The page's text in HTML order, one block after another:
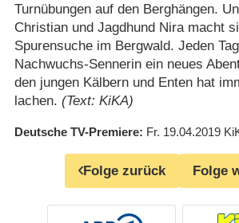
Turnübungen auf den Berghängen.
Christian und Jagdhund Nira macht
Spurensuche im Bergwald. Jeden
Nachwuchs-Sennerin ein neues
den jungen Kälbern und Enten hat
lachen. (Text: KiKA)
Deutsche TV-Premiere Fr. 19.04.2019
Folge zurück Folge